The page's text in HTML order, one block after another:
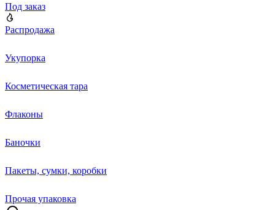
Под заказ
Распродажа
Укупорка
Косметическая тара
Флаконы
Баночки
Пакеты, сумки, коробки
Прочая упаковка